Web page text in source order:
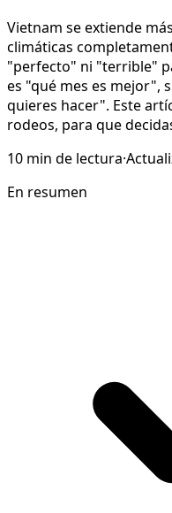
Vietnam se extiende
climáticas
"perfecto" ni "terrible"
es "qué mes es mejor",
quieres hacer". Este
rodeos, para que
10 min de lectura·
En resumen